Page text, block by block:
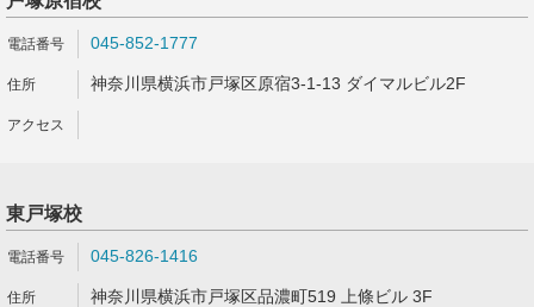
045-852-1777
神奈川県横浜市戸塚区原宿3-1-13 ダイマルビル2F
東戸塚校
045-826-1416
神奈川県横浜市戸塚区品濃町519 上條ビル 3F